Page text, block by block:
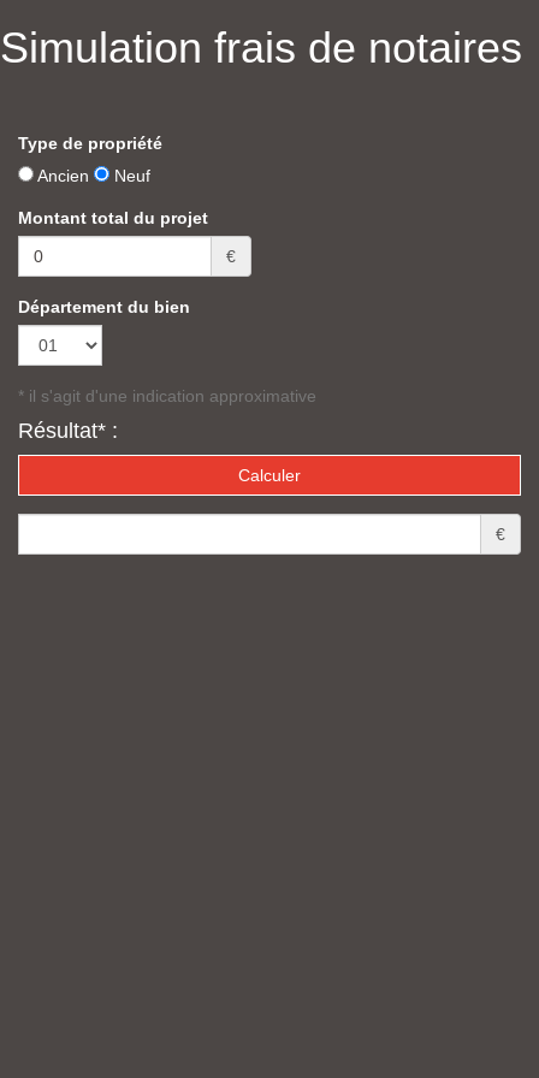
Simulation frais de notaires
Type de propriété
Ancien
Neuf
Montant total du projet
€
Département du bien
* il s'agit d'une indication approximative
Résultat* :
€